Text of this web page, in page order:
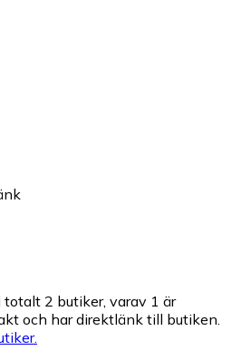
2 butiker, varav 1 är
och har direktlänk till butiken.